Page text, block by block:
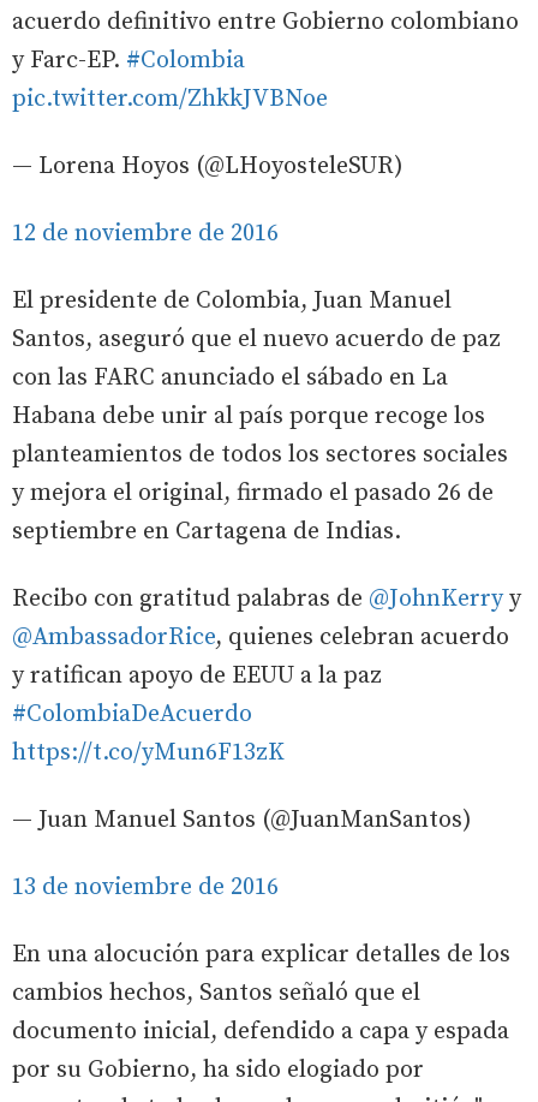
acuerdo definitivo entre Gobierno colombiano
y Farc-EP. #Colombia
pic.twitter.com/ZhkkJVBNoe
— Lorena Hoyos (@LHoyosteleSUR)
12 de noviembre de 2016
El presidente de Colombia, Juan Manuel
Santos, aseguró que el nuevo acuerdo de paz
con las FARC anunciado el sábado en La
Habana debe unir al país porque recoge los
planteamientos de todos los sectores sociales
y mejora el original, firmado el pasado 26 de
septiembre en Cartagena de Indias.
Recibo con gratitud palabras de @JohnKerryy
@AmbassadorRice, quienes celebran acuerdo
y ratifican apoyo de EEUU a la paz
#ColombiaDeAcuerdo
https://t.co/yMun6F13zK
— Juan Manuel Santos (@JuanManSantos)
13 de noviembre de 2016
En una alocución para explicar detalles de los
cambios hechos, Santos señaló que el
documento inicial, defendido a capa y espada
por su Gobierno, ha sido elogiado por